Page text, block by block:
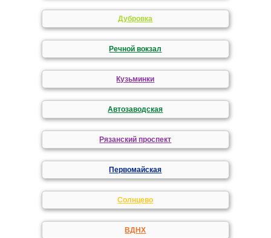
Дубровка
Речной вокзал
Кузьминки
Автозаводская
Рязанский проспект
Первомайская
Солнцево
ВДНХ